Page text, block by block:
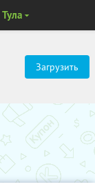
Загрузить
Тула